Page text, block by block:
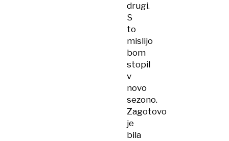
drugi.
S
to
mislijo
bom
stopil
v
novo
sezono.
Zagotovo
je
bila